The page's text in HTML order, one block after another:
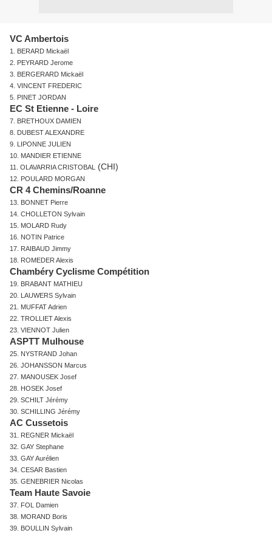
VC Ambertois
1. BERARD Mickaël
2. PEYRARD Jerome
3. BERGERARD Mickaël
4. VINCENT FREDERIC
5. PINET JORDAN
EC St Etienne - Loire
7. BRETHOUX DAMIEN
8. DUBEST ALEXANDRE
9. LIPONNE JULIEN
10. MANDIER ETIENNE
11. OLAVARRIA CRISTOBAL
(CHI)
12. POULARD MORGAN
CR 4 Chemins/Roanne
13. BONNET Pierre
14. CHOLLETON Sylvain
15. MOLARD Rudy
16. NOTIN Patrice
17. RAIBAUD Jimmy
18. ROMEDER Alexis
Chambéry Cyclisme Compétition
19. BRABANT MATHIEU
20. LAUWERS Sylvain
21. MUFFAT Adrien
22. TROLLIET Alexis
23. VIENNOT Julien
ASPTT Mulhouse
25. NYSTRAND Johan
26. JOHANSSON Marcus
27. MANOUSEK Josef
28. HOSEK Josef
29. SCHILT Jérémy
30. SCHILLING Jérémy
AC Cussetois
31. REGNER Mickaël
32. GAY Stephane
33. GAY Aurélien
34. CESAR Bastien
35. GENEBRIER Nicolas
Team Haute Savoie
37. FOL Damien
38. MORAND Boris
39. BOULLIN Sylvain